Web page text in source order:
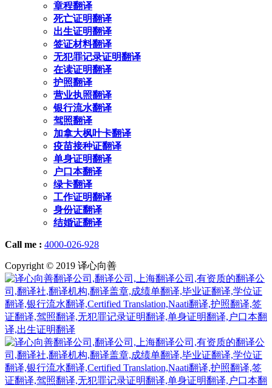
章程翻译
死亡证明翻译
出生证明翻译
签证材料翻译
无犯罪记录证明翻译
在读证明翻译
护照翻译
营业执照翻译
银行流水翻译
驾照翻译
加拿大枫叶卡翻译
疫苗接种证翻译
单身证明翻译
户口本翻译
绿卡翻译
工作证明翻译
身份证翻译
结婚证翻译
Call me : 4000-026-928
Copyright © 2019 译心向善